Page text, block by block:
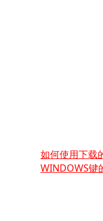
如何使用下载
WINDOWS键